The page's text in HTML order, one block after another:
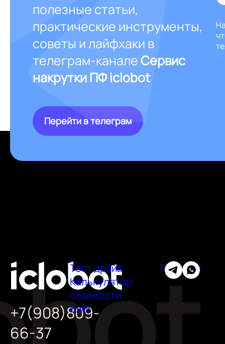
полезные статьи,
практические инструменты,
советы и лайфхаки в
телеграм-каналеСервис
накрутки ПФ iclobot
Перейти в телеграм
+7(908)809-
66-37
Тест драйв
Калькулятор
стоимости
Блог
Регионы